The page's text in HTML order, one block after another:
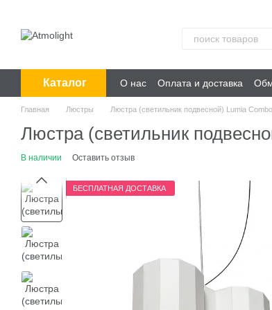
Каталог О нас Оплата и доставка
Главная Люстры Люстра (светильник подвесной) Lumia
Люстра (светильник
В наличии Оставить отзыв
БЕСПЛАТНАЯ ДОСТАВКА